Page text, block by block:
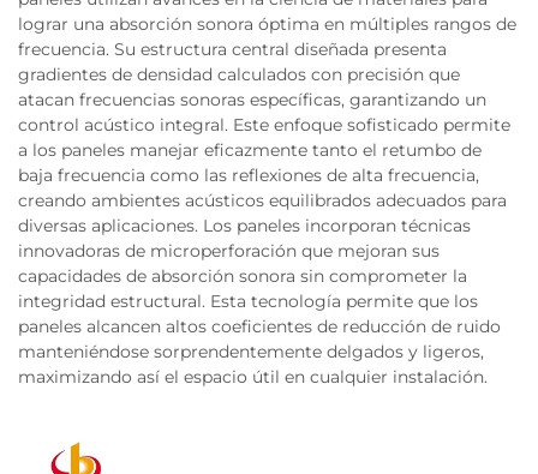
lograr una absorción sonora óptima en múltiples rangos de
frecuencia. Su estructura central diseñada presenta
gradientes de densidad calculados con precisión que
atacan frecuencias sonoras específicas, garantizando un
control acústico integral. Este enfoque sofisticado permite
a los paneles manejar eficazmente tanto el retumbo de
baja frecuencia como las reflexiones de alta frecuencia,
creando ambientes acústicos equilibrados adecuados para
diversas aplicaciones. Los paneles incorporan técnicas
innovadoras de microperforación que mejoran sus
capacidades de absorción sonora sin comprometer la
integridad estructural. Esta tecnología permite que los
paneles alcancen altos coeficientes de reducción de ruido
manteniéndose sorprendentemente delgados y ligeros,
maximizando así el espacio útil en cualquier instalación.